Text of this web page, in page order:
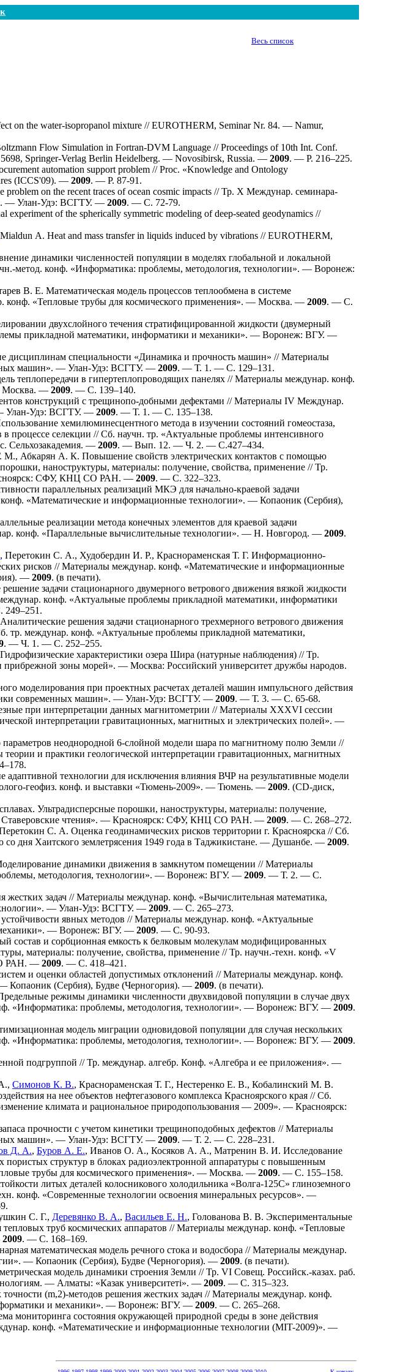
Весь список
on the water-isopropanol mixture // EUROTHERM, Seminar Nr. 84. — Namur,
Flow Simulation in Fortran-DVM Language // Proceedings of 10th Int. Conf.
Springer-Verlag Berlin Heidelberg. — Novosibirsk, Russia. — 2009. — P. 216–225.
automation support problem // Proc. «Knowledge and Ontology
(ICCS'09). — 2009. — Р. 87-91.
problem on the recent traces of ocean cosmic impacts // Тр. X Междунар. семинара-
— Улан-Удэ: ВСГТУ. — 2009. — С. 72-79.
experiment of the spherically symmetric modeling of deep-seated geodynamics //
Mialdun A. Heat and mass transfer in liquids induced by vibrations // EUROTHERM,
динамики численностей популяции в моделях глобальной и локальной
метод. конф. «Информатика: проблемы, методология, технологии». — Воронеж:
В. Е. Математическая модель процессов теплообмена в системе
конф. «Тепловые трубы для космического применения». — Москва. — 2009. — С.
двухслойного течения стратифицированной жидкости (двумерный
прикладной математики, информатики и механики». — Воронеж: ВГУ. —
дисциплинам специальности «Динамика и прочность машин» // Материалы
машин». — Улан-Удэ: ВСГТУ. — 2009. — Т. 1. — С. 1 29–131 .
теплопередачи в гипертеплопроводящих панелях // Материалы междунар. конф.
Москва. — 2009. — C. 139–140.
конструкций с трещинопо-добными дефектами // Материалы IV Междунар.
Улан-Удэ: ВСГТУ. — 2009. — Т. 1. — С. 135–138.
хемилюминесцентного метода в изучении состояний гомеостаза,
процессе селекции // Сб. научн. тр. «Актуальные проблемы интенсивного
Сельхозакадемия. — 2009. — Вып. 12. — Ч. 2. — С.427–434.
М., Абкарян А. К. Повышение свойств электрических контактов с помощью
наноструктуры, материалы: получение, свойства, применение // Тр.
СФУ, КНЦ СО РАН. — 2009. — С. 322–323.
параллельных реализаций МКЭ для начально-краевой задачи
«Математические и информационные технологии». — Копаоник (Сербия),
реализации метода конечных элементов для краевой задачи
конф. «Параллельные вычислительные технологии». — Н. Новгород. — 2009.
, Перетокин С. А., Худобердин И. Р., Краснораменская Т. Г. Информационно-
рисков // Материалы междунар. конф. «Математические и информационные
— 2009. (в печати).
задачи стационарного двумерного ветрового движения вязкой жидкости
конф. «Актуальные проблемы прикладной математики, информатики
249–251 .
Аналитические решения задачи стационарного трехмерного ветрового движения
тр. междунар. конф. «Актуальные проблемы прикладной математики,
. — Ч. 1. — С. 252–255.
Гидрофизические характеристики озера Шира (натурные наблюдения) // Тр.
зоны морей». — Москва: Российский университет дружбы народов.
моделирования при проектных расчетах деталей машин импульсного действия
современных машин». — Улан-Удэ: ВСГТУ. — 2009. — Т. 3. — С. 65-68.
при интерпретации данных магнитометрии // Материалы XXXVI сессии
интерпретации гравитационных, магнитных и электрических полей». —
неоднородной 6-слойной модели шара по магнитному полю Земли //
и практики геологической интерпретации гравитационных, магнитных
.
адаптивной технологии для исключения влияния ВЧР на результативные модели
геофиз. конф. и выставки «Тюмень-2009». — Тюмень. — 2009. (CD-диск,
Ультрадисперсные порошки, наноструктуры, материалы: получение,
Ставеровские чтения». — Красноярск: СФУ, КНЦ СО РАН. — 2009. — С. 268–272.
С. А. Оценка геодинамических рисков территории г. Красноярска // Сб.
дня Хаитского землетрясения 1949 года в Таджикистане. — Душанбе. — 2009.
динамики движения в замкнутом помещении // Материалы
методология, технологии». — Воронеж: ВГУ. — 2009. — Т. 2. — С.
жестких задач // Материалы междунар. конф. «Вычислительная математика,
— Улан-Удэ: ВСГТУ. — 2009. — С. 265–273.
устойчивости явных методов // Материалы междунар. конф. «Актуальные
— Воронеж: ВГУ. — 2009. — С. 90-93.
состав и сорбционная емкость к белковым молекулам модифицированных
материалы: получение, свойства, применение // Тр. научн.-техн. конф. «V
РАН. — 2009. — С. 418–421 .
и оценки областей допустимых отклонений // Материалы междунар. конф.
Копаоник (Сербия), Будве (Черногория). — 2009. (в печати).
режимы динамики численности двухвидовой популяции в случае двух
«Информатика: проблемы, методология, технологии». — Воронеж: ВГУ. — 2009.
модель миграции одновидовой популяции для случая нескольких
«Информатика: проблемы, методология, технологии». — Воронеж: ВГУ. — 2009.
подгруппой // Тр. междунар. алгебр. Конф. «Алгебра и ее приложения». —
, Симонов К. В., Краснораменская Т. Г., Нестеренко Е. В., Кобалинский М. В.
на нее объектов нефтегазового комплекса Красноярского края // Сб.
климата и рациональное природопользования — 2009». — Красноярск:
прочности с учетом кинетики трещиноподобных дефектов // Материалы
машин». — Улан-Удэ: ВСГТУ. — 2009. — Т. 2. — С. 228–231 .
Д. А., Буров А. Е., Иванов О. А., Косяков А. А., Матренин В. И. Исследование
пористых структур в блоках радиоэлектронной аппаратуры с повышенным
трубы для космического применения». — Москва. — 2009. — С. 1 55–158.
литых деталей колосникового холодильника «Волга-125С» глиноземного
конф. «Современные технологии освоения минеральных ресурсов». —
.
С. Г., Деревянко В. А., Васильев Е. Н., Голованова В. В. Экспериментальные
труб космических аппаратов // Материалы междунар. конф. «Тепловые
2009. — С. 168–169.
математическая модель речного стока и водосбора // Материалы междунар.
— Копаоник (Сербия), Будве (Черногория). — 2009. (в печати).
модель динамики строения Земли // Тр. VI Совещ. Российск.-казах. раб.
— Алматы: «Казак университетi». — 2009. — С. 315–323.
(m,2)-методов решения жестких задач // Материалы междунар. конф.
и механики». — Воронеж: ВГУ. — 2009. — С. 265–268.
мониторинга состояния окружающей природной среды в зоне действия
конф. «Математические и информационные технологии (MIT-2009)». —